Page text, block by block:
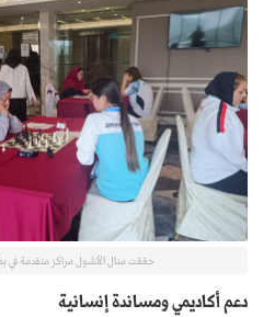
حققت منال الأشول مراكز متقدمة في
دعم أكاديمي ومساندة إنسانية